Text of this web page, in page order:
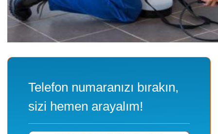
Telefon numaranızı bırakın,
sizi hemen arayalım!